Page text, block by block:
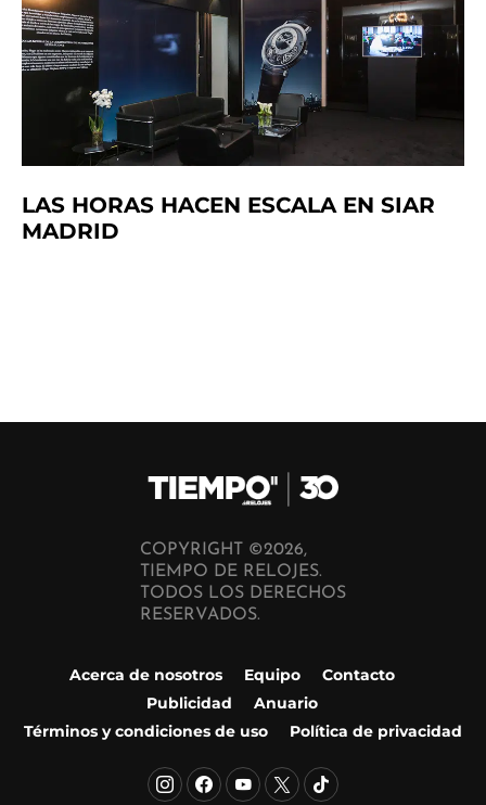
LAS HORAS HACEN ESCALA EN SIAR
MADRID
COPYRIGHT ©2026,
TIEMPO DE RELOJES.
TODOS LOS DERECHOS
RESERVADOS.
Acerca de nosotros Equipo
Contacto
Publicidad
Anuario
Términos y condiciones de uso
Política de privacidad